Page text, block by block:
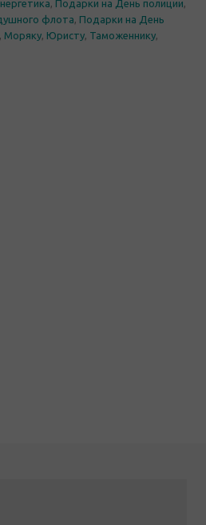
, Подарки на День полиции,
флота, Подарки на День
, Моряку, Юристу, Таможеннику,